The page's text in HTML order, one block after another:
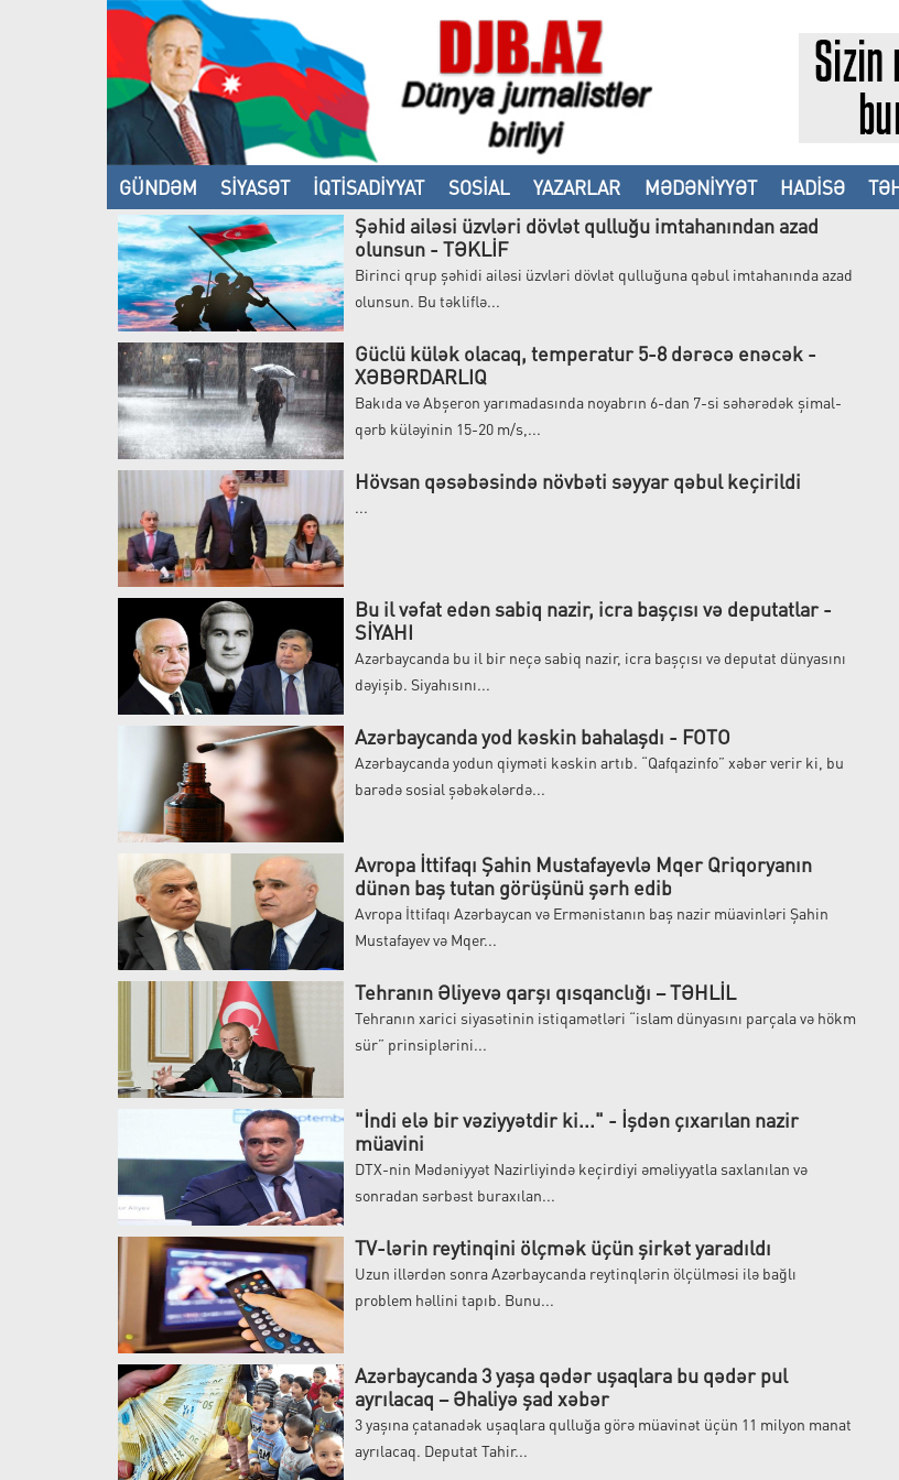
GÜNDƏM SİYASƏT İQTİSADİYYAT SOSİAL YAZARLAR MƏDƏNİYYƏT HADİSƏ
VİDEO
Şəhid ailəsi üzvləri dövlət qulluğu imtahanından azad
olunsun - TƏKLİF
Birinci qrup şəhidi ailəsi üzvləri dövlət qulluğuna qəbul imtahanında azad
olunsun. Bu təkliflə...
Güclü külək olacaq, temperatur 5-8 dərəcə enəcək -
XƏBƏRDARLIQ
Bakıda və Abşeron yarımadasında noyabrın 6-dan 7-si səhərədək şimal-
qərb küləyinin 15-20 m/s,...
Hövsan qəsəbəsində növbəti səyyar qəbul keçirildi
...
Bu il vəfat edən sabiq nazir, icra başçısı və deputatlar -
SİYAHI
Azərbaycanda bu il bir neçə sabiq nazir, icra başçısı və deputat dünyasını
dəyişib. Siyahısını...
Azərbaycanda yod kəskin bahalaşdı - FOTO
Azərbaycanda yodun qiyməti kəskin artıb. “Qafqazinfo” xəbər verir ki, bu
barədə sosial şəbəkələrdə...
Avropa İttifaqı Şahin Mustafayevlə Mqer Qriqoryanın
dünən baş tutan görüşünü şərh edib
Avropa İttifaqı Azərbaycan və Ermənistanın baş nazir müavinləri Şahin
Mustafayev və Mqer...
Tehranın Əliyevə qarşı qısqanclığı – TƏHLİL
Tehranın xarici siyasətinin istiqamətləri “islam dünyasını parçala və hökm
sür” prinsiplərini...
"İndi elə bir vəziyyətdir ki..." - İşdən çıxarılan nazir
müavini
DTX-nin Mədəniyyət Nazirliyində keçirdiyi əməliyyatla saxlanılan və
sonradan sərbəst buraxılan...
TV-lərin reytinqini ölçmək üçün şirkət yaradıldı
Uzun illərdən sonra Azərbaycanda reytinqlərin ölçülməsi ilə bağlı
problem həllini tapıb. Bunu...
Azərbaycanda 3 yaşa qədər uşaqlara bu qədər pul
ayrılacaq – Əhaliyə şad xəbər
3 yaşına çatanadək uşaqlara qulluğa görə müavinət üçün 11 milyon manat
ayrılacaq. Deputat Tahir...